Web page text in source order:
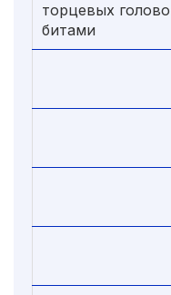
торцевых
битами